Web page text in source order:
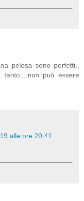
pelosa sono perfetti.,
può essere
alle ore 20:41